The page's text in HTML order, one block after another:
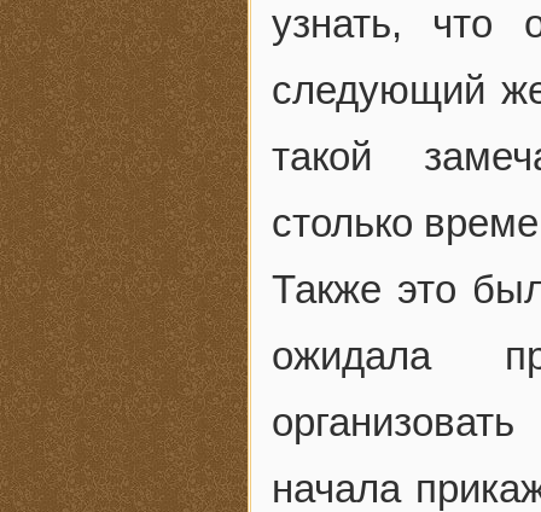
узнать, что
следующий
такой
столько
Также это
ожидала
начала